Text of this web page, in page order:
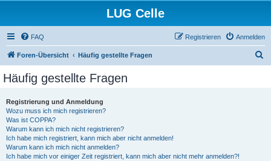
LUG Celle
FAQ Anmelden
Registrieren
Foren-Übersicht Häufig gestellte Fragen
Häufig gestellte Fragen
Registrierung und Anmeldung
Wozu muss ich mich registrieren?
Was ist COPPA?
Warum kann ich mich nicht registrieren?
Ich habe mich registriert, kann mich aber nicht anmelden!
Warum kann ich mich nicht anmelden?
Ich habe mich vor einiger Zeit registriert, kann mich aber nicht mehr anmelden?!